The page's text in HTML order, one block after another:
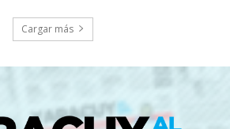
Cargar más